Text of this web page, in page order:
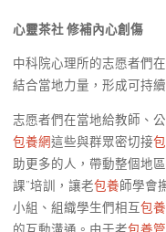
心靈茶社 修補內心創傷
中科院心理所的志愿者們
結合當地力量，形成可持
志愿者們在當地給教師、
包養網這些與群眾密切接
助更多的人，帶動整個地
課”培訓，讓老包養師學會
小組、組織學生們相互包
的互動溝通。由于老包養